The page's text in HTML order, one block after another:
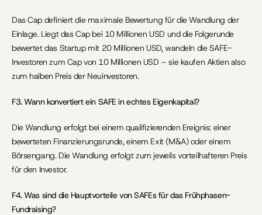
Das Cap definiert die maximale Bewertung für die Wandlung der
Einlage. Liegt das Cap bei 10 Millionen USD und die Folgerunde
bewertet das Startup mit 20 Millionen USD, wandeln die SAFE-
Investoren zum Cap von 10 Millionen USD – sie kaufen Aktien also
zum halben Preis der Neuinvestoren.
F3. Wann konvertiert ein SAFE in echtes Eigenkapital?
Die Wandlung erfolgt bei einem qualifizierenden Ereignis: einer
bewerteten Finanzierungsrunde, einem Exit (M&A) oder einem
Börsengang. Die Wandlung erfolgt zum jeweils vorteilhafteren Preis
für den Investor.
F4. Was sind die Hauptvorteile von SAFEs für das Frühphasen-
Fundraising?